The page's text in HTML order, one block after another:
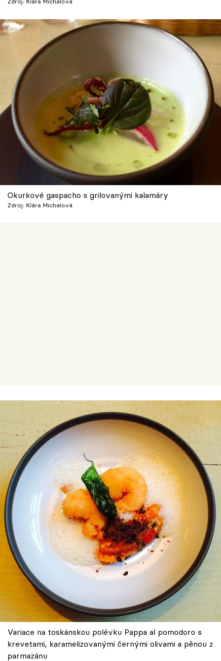
Okurkové gaspacho s grilovanými kalamáry
Zdroj: Klára Michalová
Variace na toskánskou polévku Pappa al pomodoro s
krevetami, karamelizovanými černými olivami a pěnou z
parmazánu